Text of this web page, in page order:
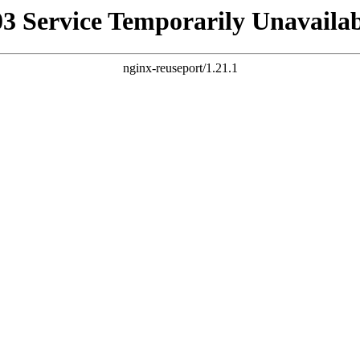
Service Temporarily
nginx-reuseport/1.21.1